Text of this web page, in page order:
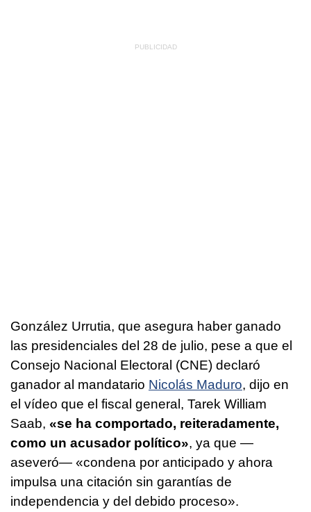
González Urrutia, que asegura haber ganado
las presidenciales del 28 de julio, pese a que el
Consejo Nacional Electoral (CNE) declaró
ganador al mandatario Nicolás Maduro, dijo en
el vídeo que el fiscal general, Tarek William
Saab, «se ha comportado, reiteradamente,
como un acusador político», ya que —
aseveró— «condena por anticipado y ahora
impulsa una citación sin garantías de
independencia y del debido proceso».